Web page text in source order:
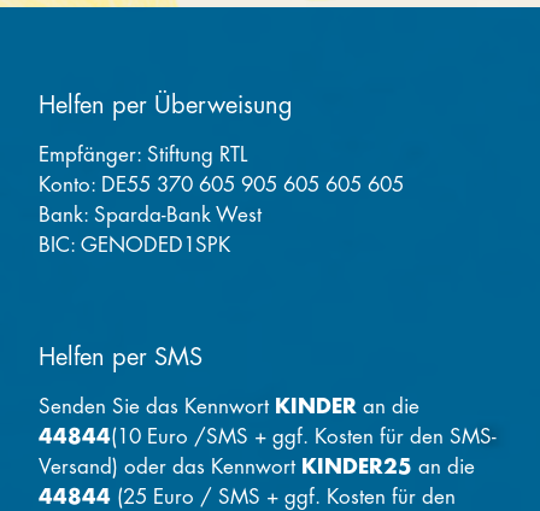
Helfen per Überweisung
Empfänger: Stiftung RTL
Konto: DE55 370 605 905 605 605 605
Bank: Sparda-Bank West
BIC: GENODED1SPK
Helfen per SMS
Senden Sie das Kennwort KINDER an die
44844(10 Euro /SMS + ggf. Kosten für den SMS-
Versand) oder das Kennwort KINDER25 an die
44844 (25 Euro / SMS + ggf. Kosten für den